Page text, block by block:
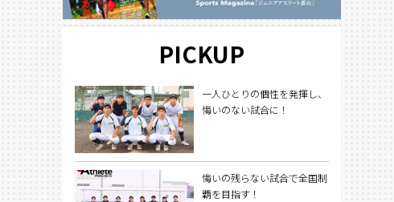
PICKUP
一人ひとりの個性を発揮し、
悔いのない試合に！
悔いの残らない試合で全国制
覇を目指す！